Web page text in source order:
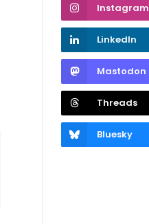
Instagram
LinkedIn
Mastodon
Threads
Bluesky